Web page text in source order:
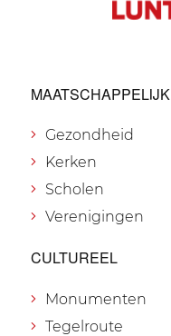
MAATSCHAPPELIJK
Gezondheid
Kerken
Scholen
Verenigingen
CULTUREEL
Monumenten
Tegelroute